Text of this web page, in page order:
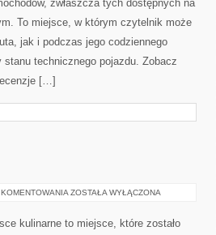
zwłaszcza tych dostępnych na
To miejsce, w którym czytelnik może
jak i podczas jego codziennego
technicznego pojazdu. Zobacz
[…]
ZERO-
KUCHNI
ZOSTAŁA WYŁĄCZONA
kulinarne to miejsce, które zostało